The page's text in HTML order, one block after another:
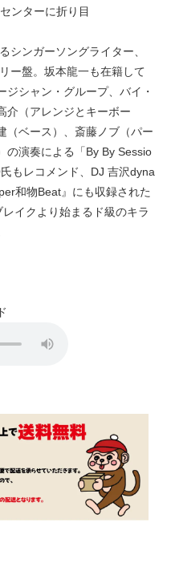
ンターに折り目
シンガーソングライター、
ー盤。坂本龍一も在籍して
ジシャン・グループ、バイ・
介（アレンジとキーボー
（ベース）、斎藤ノブ（パー
の演奏による「By By Sessio
もレコメンド、DJ 吉沢dyna
和物Beat』にも収録された
イクより始まるド級のキラ